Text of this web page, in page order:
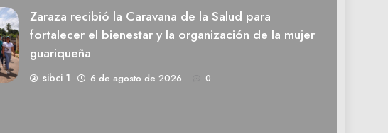
Zaraza recibió la Caravana de la Salud para
fortalecer el bienestar y la organización de la mujer
guariqueña
sibci 1 6 de agosto de 2026 0